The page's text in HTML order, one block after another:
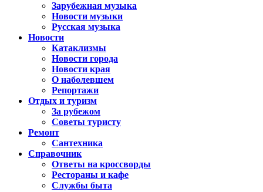
Зарубежная музыка
Новости музыки
Русская музыка
Новости
Катаклизмы
Новости города
Новости края
О наболевшем
Репортажи
Отдых и туризм
За рубежом
Советы туристу
Ремонт
Сантехника
Справочник
Ответы на кроссворды
Рестораны и кафе
Службы быта